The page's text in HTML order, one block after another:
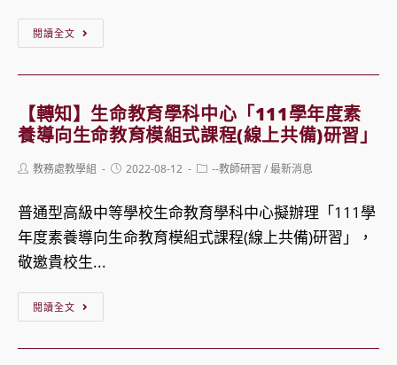
關
事
宜
案
國
中
教
育
考
寫
作
備
評
閱讀全文
112
年
國
教
育
會
數
學
【轉知】生命教育學科中心「111學年度素
養導向生命教育模組式課程(線上共備)研習」
Post教務處教學組
Post2022-08-12
Post--教師研習 /最新消息
普通型高級中等學校生命教育學科中心擬辦理「111學
年度素養導向生命教育模組式課程(線上共備)研習」，
敬邀貴校生...
閱讀全文
生